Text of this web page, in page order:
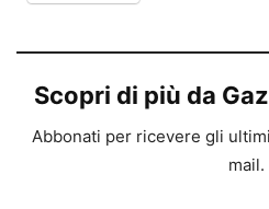
Scopri di più da
Abbonati per ricevere gli
mail.